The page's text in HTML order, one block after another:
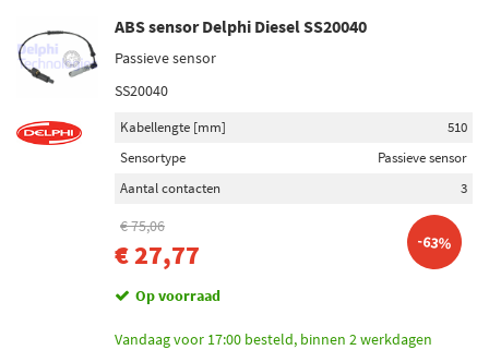
ABS sensor Delphi Diesel SS20040
Passieve sensor
SS20040
Kabellengte [mm]
510
Sensortype
Passieve sensor
Aantal contacten
3
€ 75,06
€ 27,77 -63%
Op voorraad
Vandaag voor 17:00 besteld, binnen 2 werkdagen